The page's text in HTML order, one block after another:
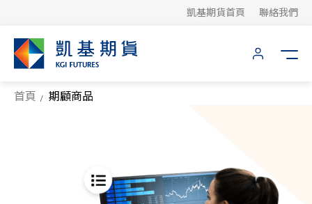
凱基期貨首頁 聯絡我們
首頁 期顧商品